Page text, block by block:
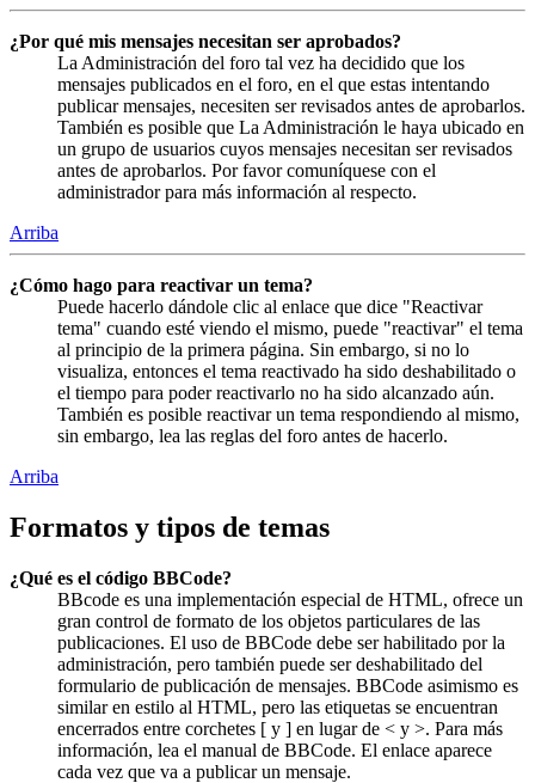
¿Por qué mis mensajes necesitan ser aprobados?
La Administración del foro tal vez ha decidido que los
mensajes publicados en el foro, en el que estas intentando
publicar mensajes, necesiten ser revisados antes de aprobarlos.
También es posible que La Administración le haya ubicado en
un grupo de usuarios cuyos mensajes necesitan ser revisados
antes de aprobarlos. Por favor comuníquese con el
administrador para más información al respecto.
Arriba
¿Cómo hago para reactivar un tema?
Puede hacerlo dándole clic al enlace que dice "Reactivar
tema" cuando esté viendo el mismo, puede "reactivar" el tema
al principio de la primera página. Sin embargo, si no lo
visualiza, entonces el tema reactivado ha sido deshabilitado o
el tiempo para poder reactivarlo no ha sido alcanzado aún.
También es posible reactivar un tema respondiendo al mismo,
sin embargo, lea las reglas del foro antes de hacerlo.
Arriba
Formatos y tipos de temas
¿Qué es el código BBCode?
BBcode es una implementación especial de HTML, ofrece un
gran control de formato de los objetos particulares de las
publicaciones. El uso de BBCode debe ser habilitado por la
administración, pero también puede ser deshabilitado del
formulario de publicación de mensajes. BBCode asimismo es
similar en estilo al HTML, pero las etiquetas se encuentran
encerrados entre corchetes [ y ] en lugar de < y >. Para más
información, lea el manual de BBCode. El enlace aparece
cada vez que va a publicar un mensaje.